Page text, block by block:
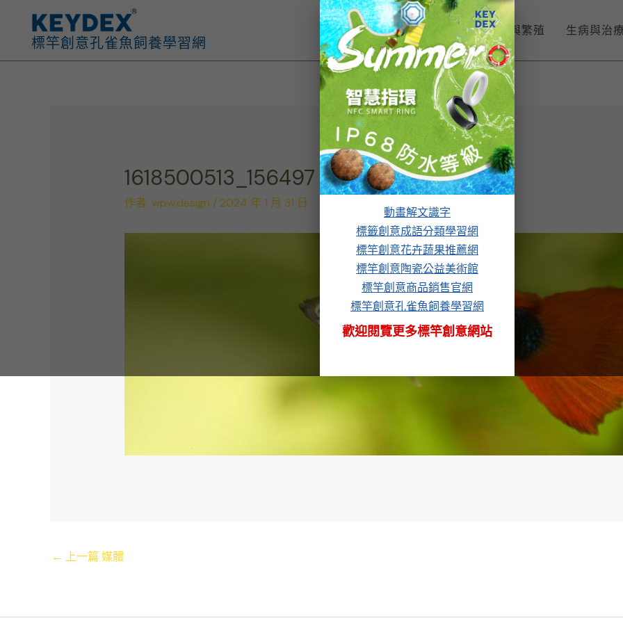
動畫解文識字
標籤創意成語分類學習網
標竿創意花卉蔬果推薦網
標竿創意陶瓷公益美術館
標竿創意商品銷售官網
標竿創意孔雀魚飼養學習網
歡迎閱覽更多標竿創意網站
要
標竿創意孔雀魚飼養學習網
孔雀魚入門 飼養與繁殖 生病與治
1618500513_156497
作者: wpw.design / 2024 年 1 月 31 日
← 上一篇 媒體